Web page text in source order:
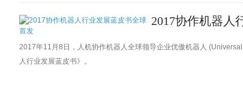
2017协作机器人
2017年11月8日，人机协作机器人全球领导企业优傲机器人
人行业发展蓝皮书》。